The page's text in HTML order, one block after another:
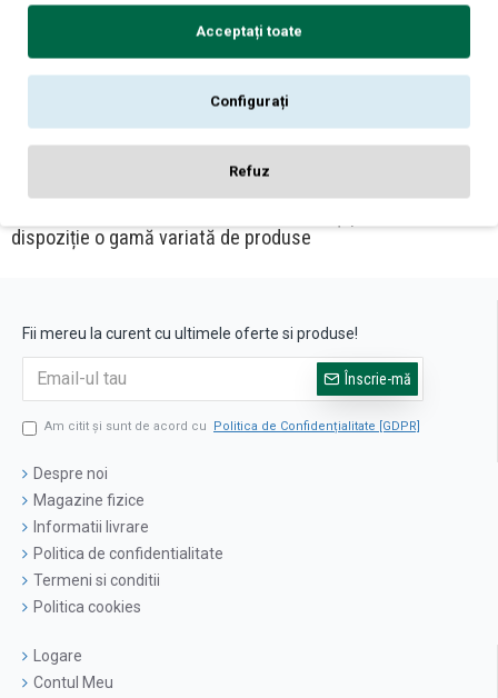
99
ADAUGĂ ÎN COŞ
99
ADAUGĂ ÎN COŞ
Ați ajuns la sfârșitul listei de produse.
dispoziție o gamă variată de produse
Fii mereu la curent cu ultimele oferte si produse!
Înscrie-mă
Am citit şi sunt de acord cu Politica de Confidențialitate [GDPR]
Despre noi
Magazine fizice
Informatii livrare
Politica de confidentialitate
Termeni si conditii
Politica cookies
Logare
Contul Meu
Acceptați toate
Configurați
Refuz